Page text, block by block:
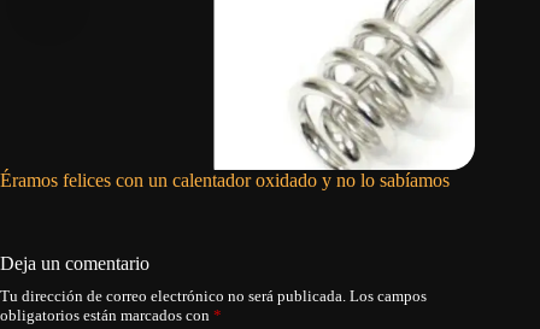
Éramos felices con un calentador oxidado y no lo sabíamos
Deja un comentario
Tu dirección de correo electrónico no será publicada. Los campos
obligatorios están marcados con *